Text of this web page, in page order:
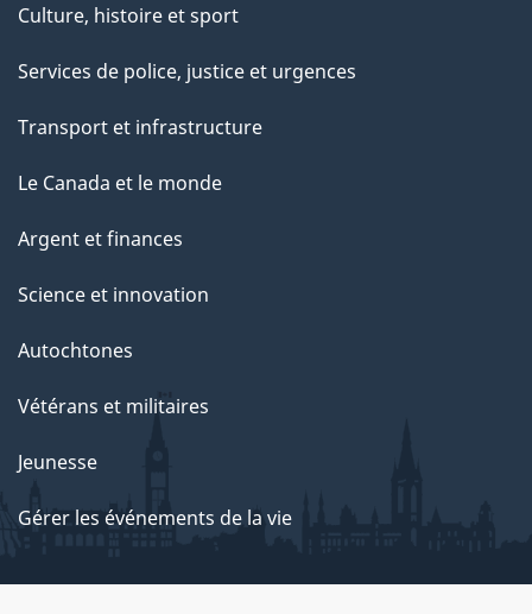
Culture, histoire et sport
Services de police, justice et urgences
Transport et infrastructure
Le Canada et le monde
Argent et finances
Science et innovation
Autochtones
Vétérans et militaires
Jeunesse
Gérer les événements de la vie